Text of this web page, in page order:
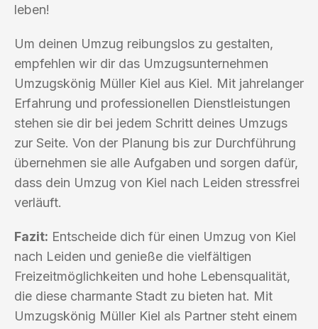
leben!
Um deinen Umzug reibungslos zu gestalten,
empfehlen wir dir das Umzugsunternehmen
Umzugskönig Müller Kiel aus Kiel. Mit jahrelanger
Erfahrung und professionellen Dienstleistungen
stehen sie dir bei jedem Schritt deines Umzugs
zur Seite. Von der Planung bis zur Durchführung
übernehmen sie alle Aufgaben und sorgen dafür,
dass dein Umzug von Kiel nach Leiden stressfrei
verläuft.
Fazit: Entscheide dich für einen Umzug von Kiel
nach Leiden und genieße die vielfältigen
Freizeitmöglichkeiten und hohe Lebensqualität,
die diese charmante Stadt zu bieten hat. Mit
Umzugskönig Müller Kiel als Partner steht einem